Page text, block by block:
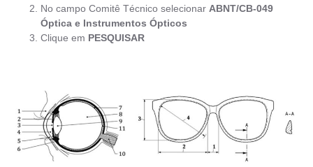
No campo Comitê Técnico selecionar ABNT/CB-049
Óptica e Instrumentos Ópticos
Clique em PESQUISAR